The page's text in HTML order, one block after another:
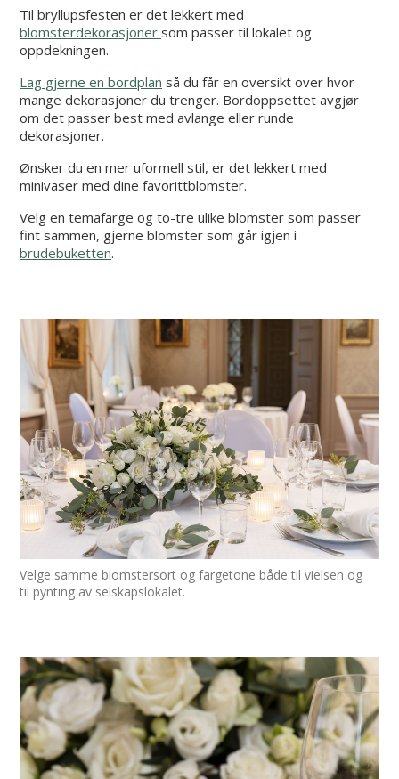
Til bryllupsfesten er det lekkert med
blomsterdekorasjoner som passer til lokalet og
oppdekningen.
Lag gjerne en bordplan så du får en oversikt over hvor
mange dekorasjoner du trenger. Bordoppsettet avgjør
om det passer best med avlange eller runde
dekorasjoner.
Ønsker du en mer uformell stil, er det lekkert med
minivaser med dine favorittblomster.
Velg en temafarge og to-tre ulike blomster som passer
fint sammen, gjerne blomster som går igjen i
brudebuketten.
Velge samme blomstersort og fargetone både til vielsen og
til pynting av selskapslokalet.